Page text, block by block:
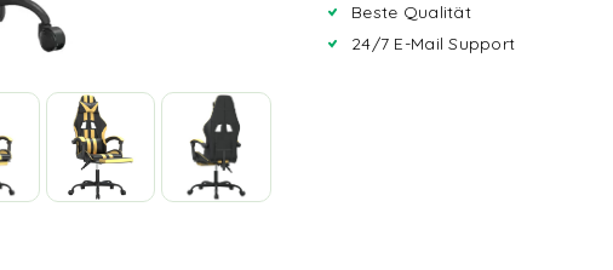
Beste Qualität
24/7 E-Mail Support